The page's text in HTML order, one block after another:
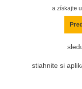
a získajte
stiahnite si